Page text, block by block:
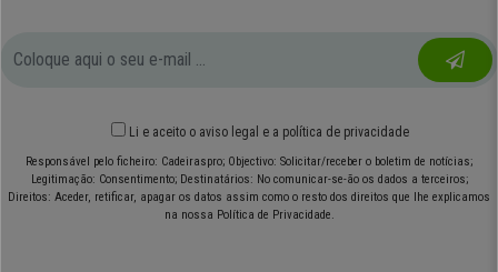
Li e aceito o aviso legal e a política de privacidade
Responsável pelo ficheiro: Cadeiraspro; Objectivo: Solicitar/receber o boletim de notícias;
Legitimação: Consentimento; Destinatários: No comunicar-se-ão os dados a terceiros;
Direitos: Aceder, retificar, apagar os datos assim como o resto dos direitos que lhe explicamos
na nossa Política de Privacidade.